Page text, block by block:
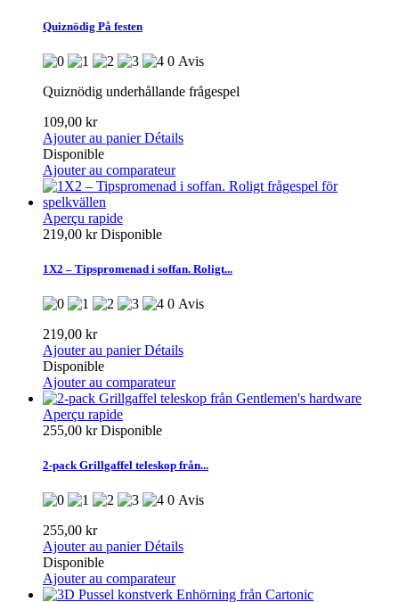
Quiznödig På festen
0 Avis
Quiznödig underhållande frågespel
109,00 kr
Ajouter au panier Détails
Disponible
Ajouter au comparateur
Aperçu rapide
219,00 krDisponible
1X2 – Tipspromenad i soffan. Roligt...
0 Avis
219,00 kr
Ajouter au panier Détails
Disponible
Ajouter au comparateur
Aperçu rapide
255,00 krDisponible
2-pack Grillgaffel teleskop från...
0 Avis
255,00 kr
Ajouter au panier Détails
Disponible
Ajouter au comparateur